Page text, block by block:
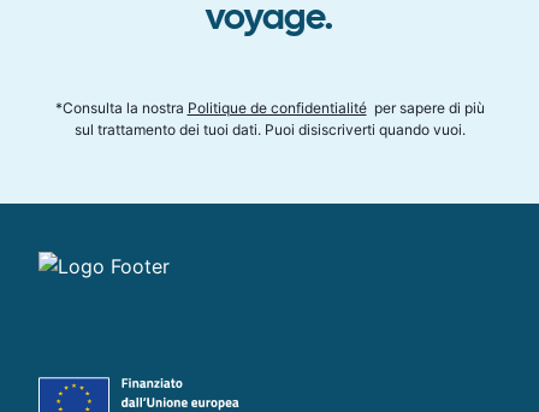
voyage.
*Consulta la nostra Politique de confidentialité per sapere di più
sul trattamento dei tuoi dati. Puoi disiscriverti quando vuoi.